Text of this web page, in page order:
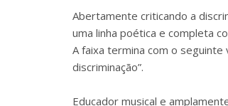
Abertamente criticando a
uma linha poética e completa
A faixa termina com o seguinte
discriminação”.
Educador musical e